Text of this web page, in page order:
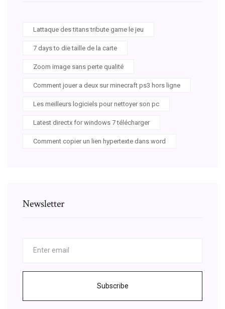
Lattaque des titans tribute game le jeu
7 days to die taille de la carte
Zoom image sans perte qualité
Comment jouer a deux sur minecraft ps3 hors ligne
Les meilleurs logiciels pour nettoyer son pc
Latest directx for windows 7 télécharger
Comment copier un lien hypertexte dans word
Newsletter
Subscribe